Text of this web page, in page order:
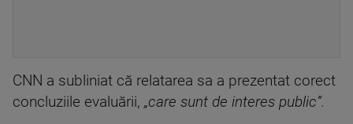
CNN a subliniat că relatarea sa a prezentat corect
concluziile evaluării, „care sunt de interes public”.